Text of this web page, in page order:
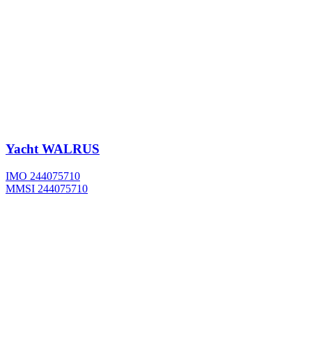
Yacht WALRUS
IMO 244075710
MMSI 244075710